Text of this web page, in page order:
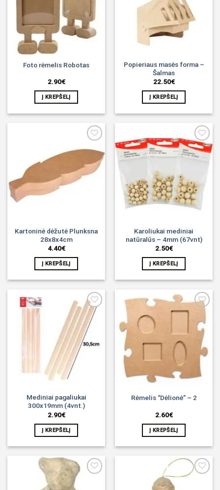
Foto rėmelis Robotas
2.90€
Į KREPŠELĮ
Popieriaus masės forma –
Šalmas
22.50€
Į KREPŠELĮ
Noriu!
Kartoninė dėžutė Plunksna
28x8x4cm
4.40€
Į KREPŠELĮ
Karoliukai mediniai
natūralūs – 4mm (67vnt)
2.50€
Į KREPŠELĮ
Noriu!
Mediniai pagaliukai
300x19mm (4vnt.)
2.90€
Į KREPŠELĮ
Noriu!
Rėmelis “Dėlionė” – 2
2.60€
Į KREPŠELĮ